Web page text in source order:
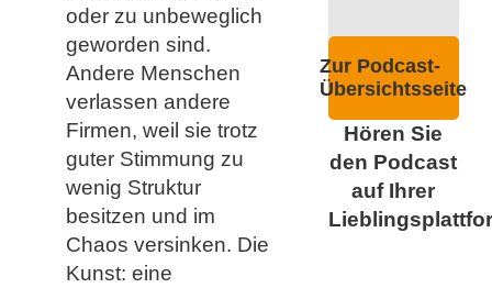
oder zu unbeweglich
geworden sind.
Andere Menschen
verlassen andere
Firmen, weil sie trotz
guter Stimmung zu
wenig Struktur
besitzen und im
Chaos versinken. Die
Kunst: eine
Zur Podcast-
Übersichtsseite
Hören Sie
den Podcast
auf Ihrer